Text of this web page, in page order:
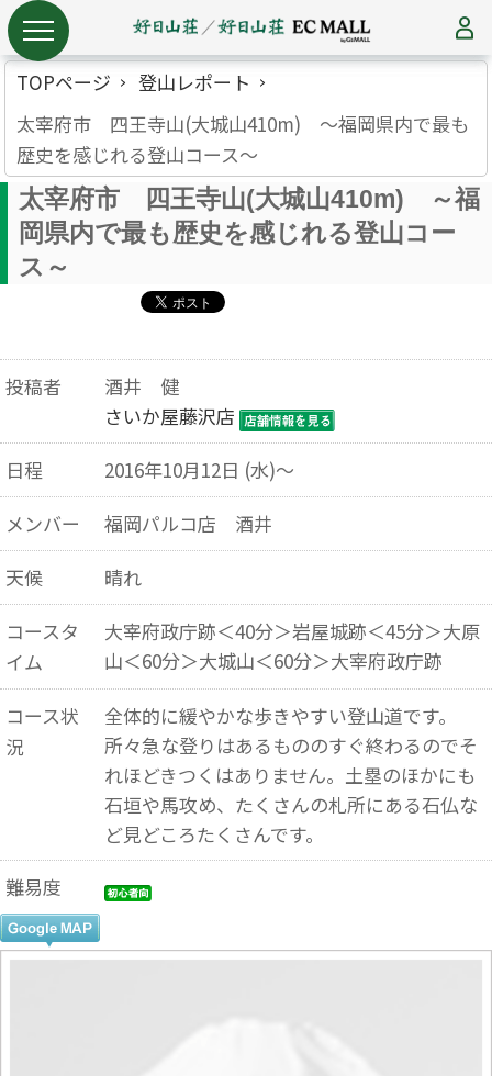
TOPページ
登山レポート
太宰府市 四王寺山(大城山410m) ～福岡県内で最も
歴史を感じれる登山コース～
太宰府市 四王寺山(大城山410m) ～福
岡県内で最も歴史を感じれる登山コー
ス～
投稿者
酒井 健
さいか屋藤沢店
日程
2016年10月12日 (水)～
メンバー
福岡パルコ店 酒井
天候
晴れ
コースタ
イム
大宰府政庁跡＜40分＞岩屋城跡＜45分＞大原
山＜60分＞大城山＜60分＞大宰府政庁跡
コース状
況
全体的に緩やかな歩きやすい登山道です。
所々急な登りはあるもののすぐ終わるのでそ
れほどきつくはありません。土塁のほかにも
石垣や馬攻め、たくさんの札所にある石仏な
ど見どころたくさんです。
難易度